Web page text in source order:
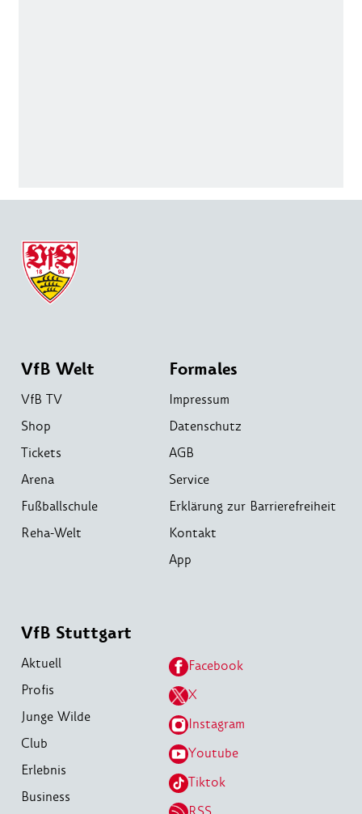
VfB Welt
VfB TV
Shop
Tickets
Arena
Fußballschule
Reha-Welt
Formales
Impressum
Datenschutz
AGB
Service
Erklärung zur Barrierefreiheit
Kontakt
App
VfB Stuttgart
Aktuell
Profis
Junge Wilde
Club
Erlebnis
Business
Facebook
X
Instagram
Youtube
Tiktok